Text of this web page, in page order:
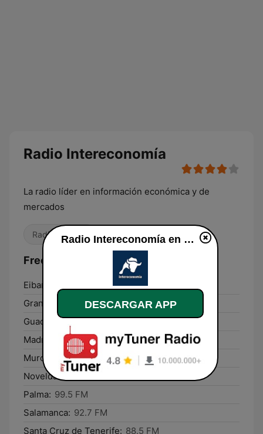
Radio Intereconomía
La radio líder en información económica y de
mercados
Radio hablada
Frecuencias Radio Intereconomía:
Eibar:
Granada:
98.2 FM
Guadalajara: 94.1 FM
Madrid:
95.1 FM
Murcia:
90.7 FM
Novelda:
Palma: 99.5 FM
Salamanca: 92.7 FM
Santa Cruz de Tenerife: 88.5 FM
Radio Intereconomía en vivo
DESCARGAR APP